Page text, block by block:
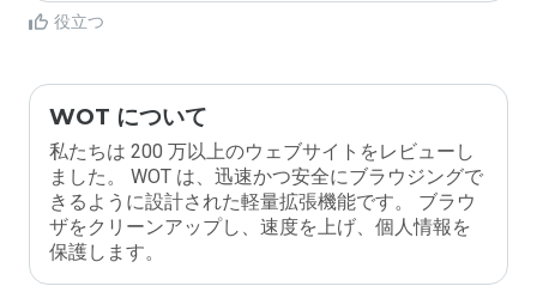
役立つ
WOT について
私たちは 200 万以上のウェブサイトをレビューし
ました。 WOT は、迅速かつ安全にブラウジングで
きるように設計された軽量拡張機能です。 ブラウ
ザをクリーンアップし、速度を上げ、個人情報を
保護します。